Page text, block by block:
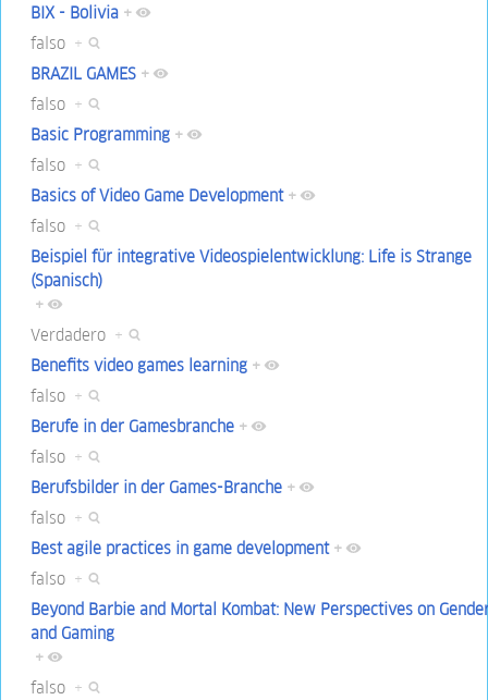
BIX - Bolivia +
falso +
BRAZIL GAMES +
falso +
Basic Programming +
falso +
Basics of Video Game Development +
falso +
Beispiel für integrative Videospielentwicklung: Life is Strange
(Spanisch)
+
Verdadero +
Benefits video games learning +
falso +
Berufe in der Gamesbranche +
falso +
Berufsbilder in der Games-Branche +
falso +
Best agile practices in game development +
falso +
Beyond Barbie and Mortal Kombat: New Perspectives on
and Gaming
+
falso +